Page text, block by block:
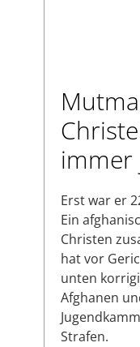
immer
Erst war er
Ein
Christen
hat vor
unten
Afghanen
Strafen.